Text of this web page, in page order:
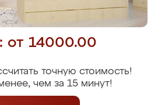
от 14000.00
точную стоимость!
чем за 15 минут!